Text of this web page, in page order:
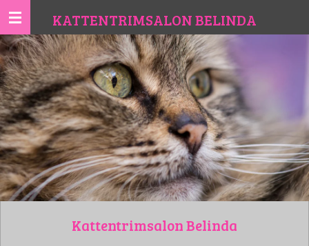
Ga
direct
naar
de
hoofdinhoud
KATTENTRIMSALON BELINDA
Kattentrimsalon Belinda